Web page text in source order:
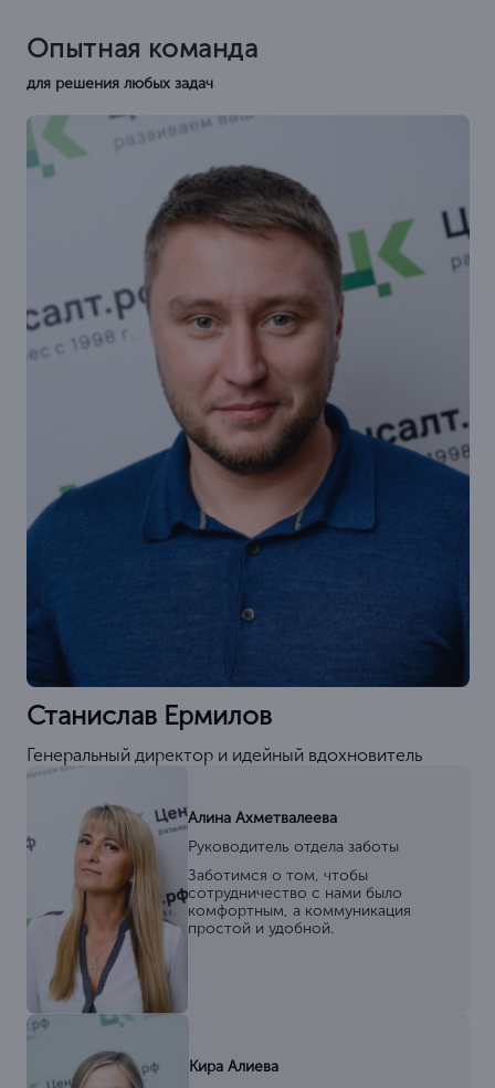
Опытная команда
для решения любых задач
Станислав Ермилов
Генеральный директор и идейный вдохновитель
Алина Ахметвалеева
Руководитель отдела заботы
Заботимся о том, чтобы
сотрудничество с нами было
комфортным, а коммуникация
простой и удобной.
Кира Алиева